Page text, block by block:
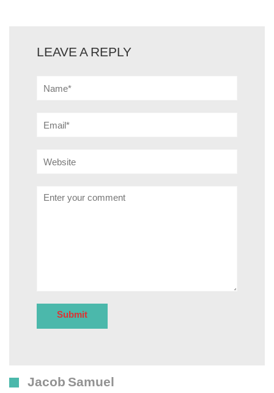
LEAVE A REPLY
Jacob Samuel